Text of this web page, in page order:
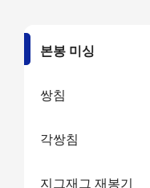
본봉 미싱
쌍침
각쌍침
지그재그 재봉기